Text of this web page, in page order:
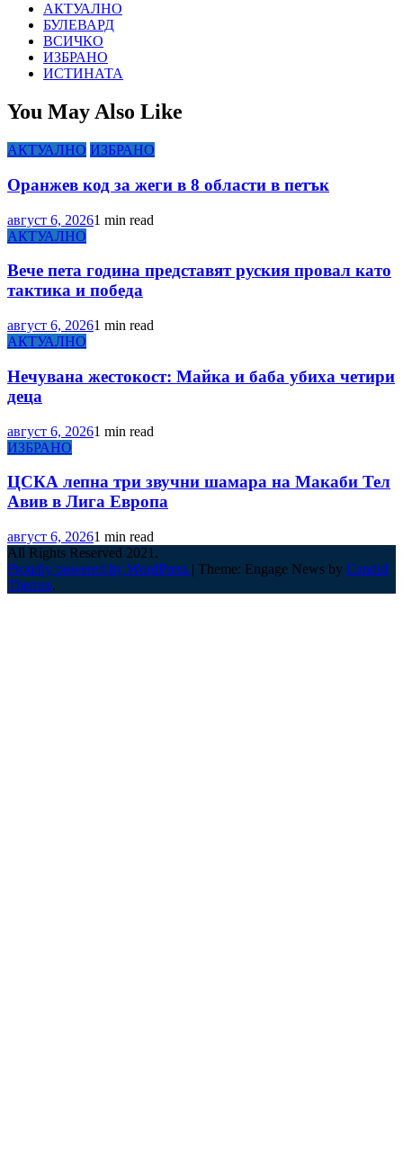
АКТУАЛНО
БУЛЕВАРД
ВСИЧКО
ИЗБРАНО
ИСТИНАТА
You May Also Like
АКТУАЛНО ИЗБРАНО
Оранжев код за жеги в 8 области в петък
август 6, 20261 min read
АКТУАЛНО
Вече пета година представят руския провал като
тактика и победа
август 6, 20261 min read
АКТУАЛНО
Нечувана жестокост: Майка и баба убиха четири
деца
август 6, 20261 min read
ИЗБРАНО
ЦСКА лепна три звучни шамара на Макаби Тел
Авив в Лига Европа
август 6, 20261 min read
All Rights Reserved 2021.
Proudly powered by WordPress | Theme: Engage News by Candid
Themes.